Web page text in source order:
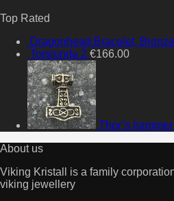
Top Rated
Dragonhead Bracelet,
Torslunda 2 €166.00
Thor’s
About us
Viking Kristall is a family
viking jewellery